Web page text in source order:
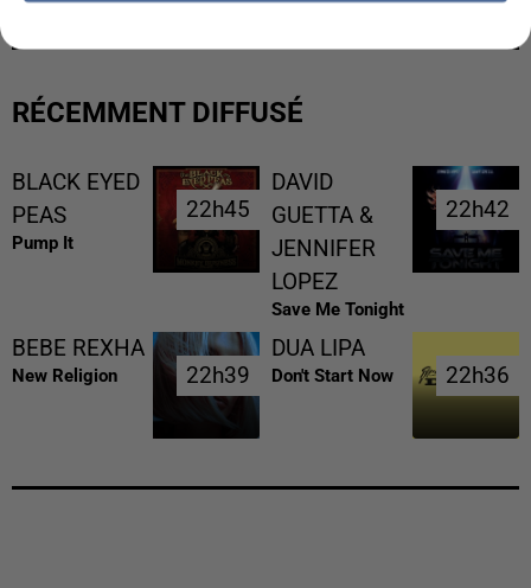
RÉCEMMENT DIFFUSÉ
BLACK EYED
PEAS
Pump It
22h45
22h45
DAVID
GUETTA &
JENNIFER
LOPEZ
Save Me Tonight
22h42
22h42
BEBE REXHA
New Religion 22h39
22h39
DUA LIPA
Don't Start Now 22h36
22h36